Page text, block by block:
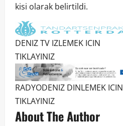
kisi olarak belirtildi.
DENIZ TV IZLEMEK ICIN
TIKLAYINIZ
RADYODENIZ DINLEMEK ICIN
TIKLAYINIZ
About The Author